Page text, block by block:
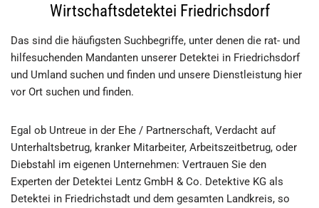
Wirtschaftsdetektei Friedrichsdorf
Das sind die häufigsten Suchbegriffe, unter denen die rat- und
hilfesuchenden Mandanten unserer Detektei in Friedrichsdorf
und Umland suchen und finden und unsere Dienstleistung hier
vor Ort suchen und finden.
Egal ob Untreue in der Ehe / Partnerschaft, Verdacht auf
Unterhaltsbetrug, kranker Mitarbeiter, Arbeitszeitbetrug, oder
Diebstahl im eigenen Unternehmen: Vertrauen Sie den
Experten der Detektei Lentz GmbH & Co. Detektive KG als
Detektei in Friedrichstadt und dem gesamten Landkreis, so